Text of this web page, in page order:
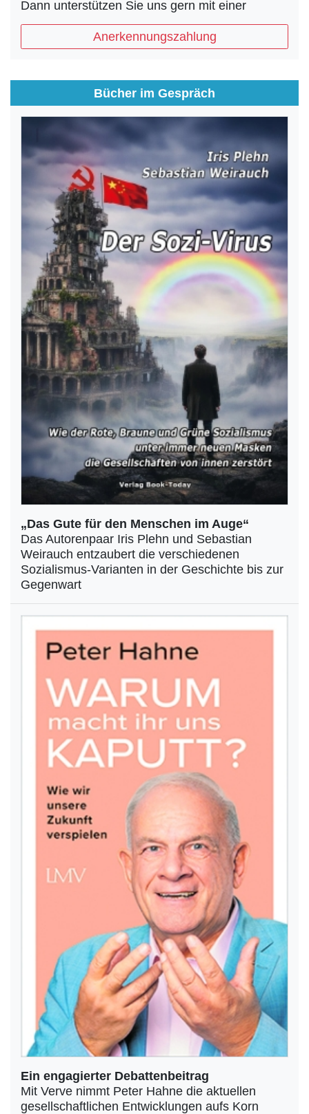
Dann unterstützen Sie uns gern mit einer
Anerkennungszahlung
Bücher im Gespräch
„Das Gute für den Menschen im Auge“
Das Autorenpaar Iris Plehn und Sebastian
Weirauch entzaubert die verschiedenen
Sozialismus-Varianten in der Geschichte bis zur
Gegenwart
Ein engagierter Debattenbeitrag
Mit Verve nimmt Peter Hahne die aktuellen
gesellschaftlichen Entwicklungen aufs Korn